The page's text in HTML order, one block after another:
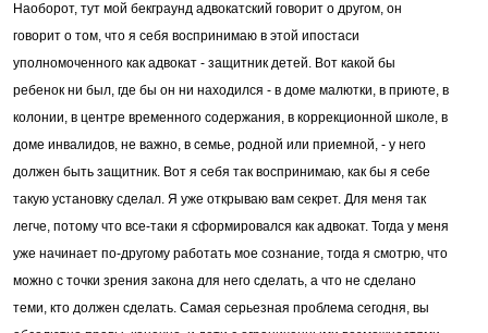
Наоборот, тут мой бекграунд адвокатский говорит о другом, он
говорит о том, что я себя воспринимаю в этой ипостаси
уполномоченного как адвокат - защитник детей. Вот какой бы
ребенок ни был, где бы он ни находился - в доме малютки, в приюте, в
колонии, в центре временного содержания, в коррекционной школе, в
доме инвалидов, не важно, в семье, родной или приемной, - у него
должен быть защитник. Вот я себя так воспринимаю, как бы я себе
такую установку сделал. Я уже открываю вам секрет. Для меня так
легче, потому что все-таки я сформировался как адвокат. Тогда у меня
уже начинает по-другому работать мое сознание, тогда я смотрю, что
можно с точки зрения закона для него сделать, а что не сделано
теми, кто должен сделать. Самая серьезная проблема сегодня, вы